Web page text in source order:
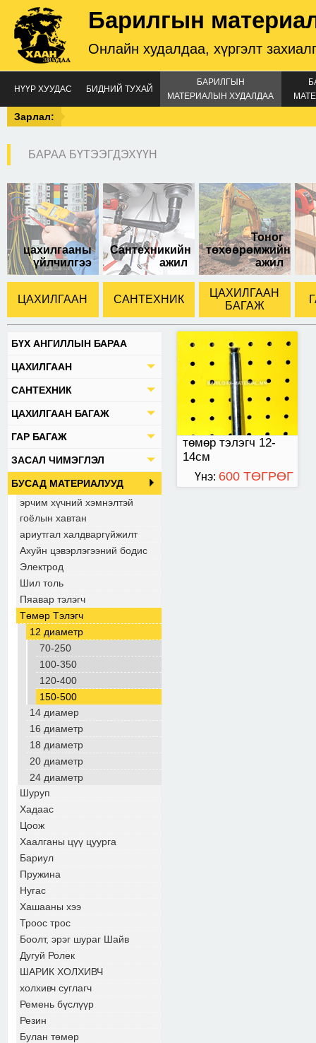
Барилгын
Онлайн худалдаа, хүргэлт
НҮҮР ХУУДАС БИДНИЙ ТУХАЙ
БАРИЛГЫН
МАТЕРИАЛЫН ХУДАЛДАА
Зарлал:
БАРАА БҮТЭЭГДЭХҮҮН
цахилгааны
үйлчилгээ
Сантехникийн
ажил
Тоног
төхөөрөмжийн
ажил
ЦАХИЛГААН САНТЕХНИК
ЦАХИЛГААН
БАГАЖ
БҮХ АНГИЛЛЫН БАРАА
ЦАХИЛГААН
САНТЕХНИК
ЦАХИЛГААН БАГАЖ
ГАР БАГАЖ
ЗАСАЛ ЧИМЭГЛЭЛ
БУСАД МАТЕРИАЛУУД
эрчим хүчний хэмнэлтэй
гоёлын хавтан
ариутгал халдваргүйжилт
Ахуйн цэвэрлэгээний бодис
Электрод
Шил толь
Пяавар тэлэгч
Төмөр Тэлэгч
12 диаметр
70-250
100-350
120-400
150-500
14 диамер
16 диаметр
18 диаметр
20 диаметр
24 диаметр
Шуруп
Хадаас
Цоож
Хаалганы цүү цуурга
Бариул
Пружина
Нугас
Хашааны хээ
Троос трос
Боолт, эрэг шураг Шайв
Дугуй Ролек
ШАРИК ХОЛХИВЧ
холхивч суглагч
Ремень бүслүүр
Резин
Булан төмөр
төмөр тэлэгч 12-
14см
төмөр тэлэгч 12-14см
Үнэ: 600 ТӨГРӨГ